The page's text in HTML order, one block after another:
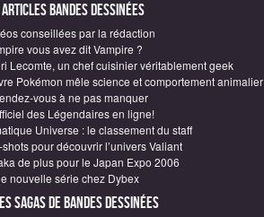
articles Bandes Dessinées
conseillées par la rédaction
vous avez dit Vampire ?
Lecomte, un chef cuisinier véritablement geek
Pokémon mêle science et comportement animalier
vous à ne pas manquer
des Légendaires en ligne!
Universe : le classement du staff
pour découvrir l’univers Valiant
de plus pour le Japan Expo 2006
nouvelle série chez Dybex
sagas de Bandes Dessinées